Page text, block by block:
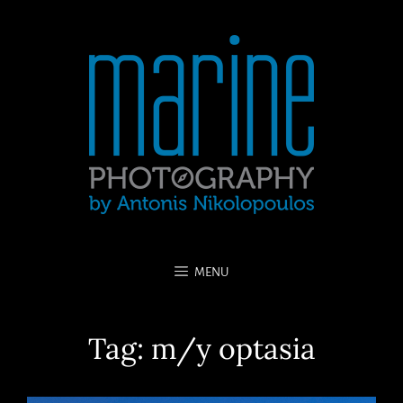
MENU
Tag: m/y optasia